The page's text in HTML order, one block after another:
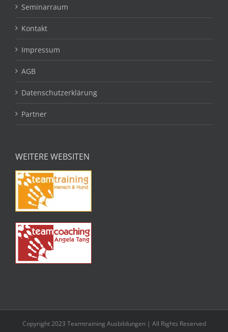
Seminarraum
Kontakt
Impressum
AGB
Datenschutzerklärung
Partner
WEITERE WEBSITEN
Copyright 2023 Teamtraining Ausbildungen | All Rights Reserved